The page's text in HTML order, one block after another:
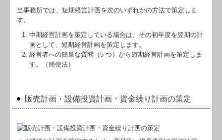
当事務所では、短期経営計画を次のいずれかの方法で策定しま
す。
中期経営計画を策定している場合は、その初年度を翌期の計
画として、短期経営計画を策定します。
経営者への簡単な質問（5 つ）から短期経営計画を策定しま
す。（簡便法）
販売計画・設備投資計画・資金繰り計画の策定